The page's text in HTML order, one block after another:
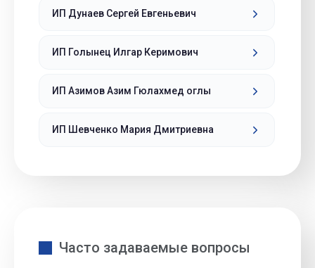
ИП Дунаев Сергей Евгеньевич
ИП Голынец Илгар Керимович
ИП Азимов Азим Гюлахмед оглы
ИП Шевченко Мария Дмитриевна
Часто задаваемые вопросы